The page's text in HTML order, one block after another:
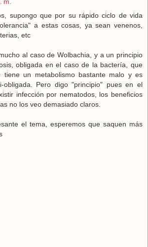
supongo que por su rápido ciclo de vida
a estas cosas, ya sean venenos,
etc
al caso de Wolbachia, y a un principio
obligada en el caso de la bactería, que
tiene un metabolismo bastante malo y es
obligada. Pero digo "principio" pues en el
infección por nematodos, los beneficios
no los veo demasiado claros.
el tema, esperemos que saquen más